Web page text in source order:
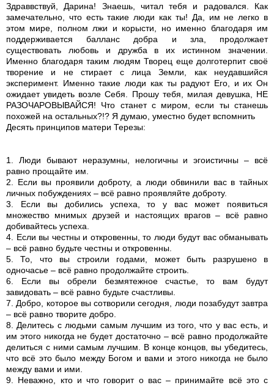
Здраввствуй, Дарина! Знаешь, читал тебя и радовался. Как
замечательно, что есть такие люди как ты! Да, им не легко в
этом мире, полном лжи и корысти, но именно благодаря им
поддерживается балланс добра и зла, продолжает
существовать любовь и дружба в их истинном значении.
Именно благодаря таким людям Творец еще долготерпит своё
творение и не стирает с лица Земли, как неудавшийся
эксперимент. Именно такие люди как ты радуют Его, и их Он
ожидает увидеть возле Себя. Прошу тебя, милая девушка, НЕ
РАЗОЧАРОВЫВАЙСЯ! Что станет с миром, если ты станешь
похожей на остальных?!? Я думаю, уместно будет вспомнить
Десять принципов матери Терезы:
1. Люди бывают неразумны, нелогичны и эгоистичны – всё
равно прощайте им.
2. Если вы проявили доброту, а люди обвинили вас в тайных
личных побуждениях – всё равно проявляйте доброту.
3. Если вы добились успеха, то у вас может появиться
множество мнимых друзей и настоящих врагов – всё равно
добивайтесь успеха.
4. Если вы честны и откровенны, то люди будут вас обманывать
– всё равно будьте честны и откровенны.
5. То, что вы строили годами, может быть разрушено в
одночасье – всё равно продолжайте строить.
6. Если вы обрели безмятежное счастье, то вам будут
завидовать – всё равно будьте счастливы.
7. Добро, которое вы сотворили сегодня, люди позабудут завтра
– всё равно творите добро.
8. Делитесь с людьми самым лучшим из того, что у вас есть, и
им этого никогда не будет достаточно – всё равно продолжайте
делиться с ними самым лучшим. В конце концов, вы убедитесь,
что всё это было между Богом и вами и этого никогда не было
между вами и ими.
9. Неважно, кто и что говорит о вас – принимайте всё это с